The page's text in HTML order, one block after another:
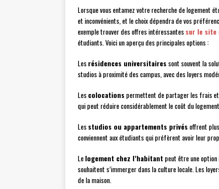
Lorsque vous entamez votre recherche de logement
et inconvénients, et le choix dépendra de vos
exemple trouver des offres intéressantessur le site
étudiants. Voici un aperçu des principales options :
Lesrésidences universitaires sont souvent la
studios à proximité des campus, avec des loyers
Lescolocations permettent de partager les frais et
qui peut réduire considérablement le coût du
Lesstudios ou appartements privés offrent
conviennent aux étudiants qui préfèrent avoir leur
Lelogement chez l’habitant peut être une
souhaitent s’immerger dans la culture locale. Les
de la maison.